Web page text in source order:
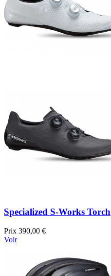
Specialized S-Works Torch
Prix 390,00 €
Voir